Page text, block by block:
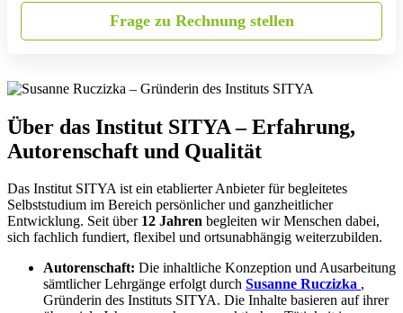
Frage zu Rechnung stellen
Über das Institut SITYA – Erfahrung,
Autorenschaft und Qualität
Das Institut SITYA ist ein etablierter Anbieter für begleitetes
Selbststudium im Bereich persönlicher und ganzheitlicher
Entwicklung. Seit über 12 Jahren begleiten wir Menschen dabei,
sich fachlich fundiert, flexibel und ortsunabhängig weiterzubilden.
Autorenschaft: Die inhaltliche Konzeption und Ausarbeitung
sämtlicher Lehrgänge erfolgt durch Susanne Ruczizka ,
Gründerin des Instituts SITYA. Die Inhalte basieren auf ihrer